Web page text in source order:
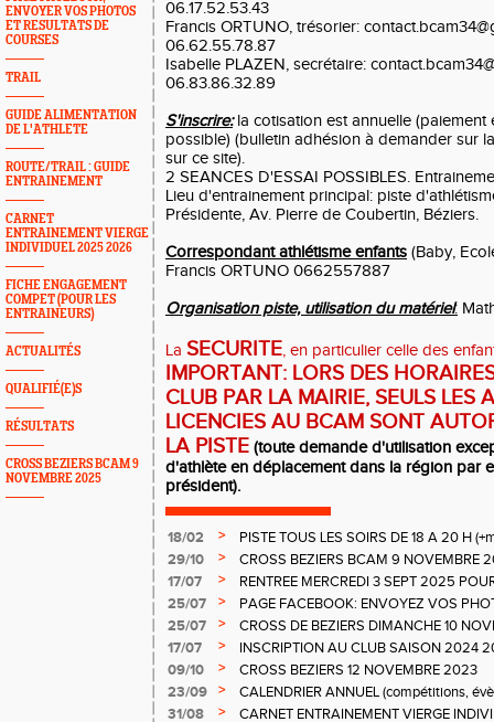
ENVOYER VOS PHOTOS
ET RESULTATS DE
COURSES
TRAIL
GUIDE ALIMENTATION
DE L'ATHLETE
ROUTE/TRAIL : GUIDE
ENTRAINEMENT
CARNET
ENTRAINEMENT VIERGE
INDIVIDUEL 2025 2026
FICHE ENGAGEMENT
COMPET (POUR LES
ENTRAINEURS)
ACTUALITÉS
QUALIFIÉ(E)S
RÉSULTATS
CROSS BEZIERS BCAM 9
NOVEMBRE 2025
06.17.52.53.43
Francis ORTUNO, trésorier:
06.62.55.78.87
Isabelle PLAZEN, secrétaire:
06.83.86.32.89
S'inscrire:la cotisation est annuelle (paiement
possible) (bulletin adhésion à demander sur
sur ce site).
2 SEANCES D'ESSAI POSSIBLES.
Lieu d'entrainement principal: piste
Présidente, Av. Pierre de Coubertin, Béziers.
Correspondant athlétisme enfants (Baby,
Francis ORTUNO 0662557887
Organisation piste, utilisation du matériel:
La SECURITE, en particulier celle des
IMPORTANT: LORS DES
CLUB PAR LA MAIRIE, SEULS LES
LICENCIES AU BCAM SONT
LA PISTE (toute demande d'utilisation
d'athlète en déplacement dans la région par
président).
18/02 >
PISTE TOUS LES SOIRS DE 18 A 20 H
MUSCU SAMEDI +SORTIES NATURE
29/10 >
CROSS BEZIERS BCAM 9 NOVEMBRE
17/07
>
RENTREE MERCREDI 3 SEPT 2025
25/07
>
PAGE FACEBOOK: ENVOYEZ VOS
25/07
>
CROSS DE BEZIERS DIMANCHE 10
17/07
>
INSCRIPTION AU CLUB SAISON 2024
MERCREDI 4 SEPTEMBRE 2024
09/10 >
CROSS BEZIERS 12 NOVEMBRE 2023
23/09
>
CALENDRIER ANNUEL (compétitions,
club, etc)
31/08 >
CARNET ENTRAINEMENT VIERGE